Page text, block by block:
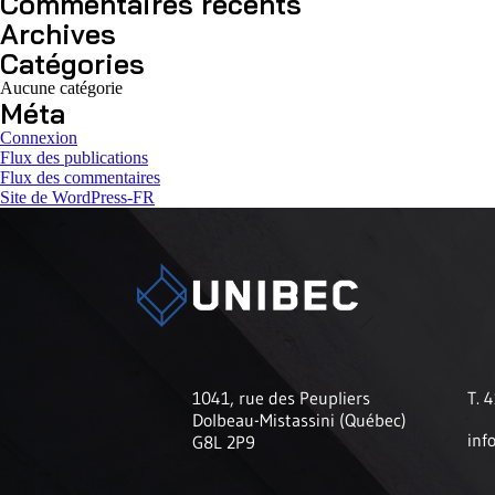
Archives
Catégories
Aucune catégorie
Méta
Connexion
Flux des publications
Flux des commentaires
Site de WordPress-FR
1041, rue des Peupliers
Dolbeau-Mistassini (Québec)
G8L 2P9
T.